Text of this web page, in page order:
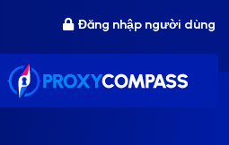
Đăng nhập người dùng